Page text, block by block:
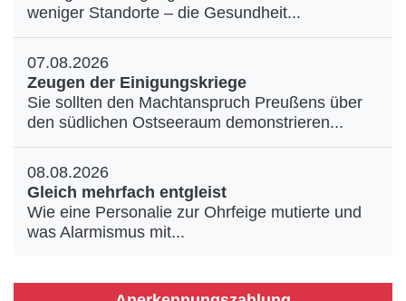
weniger Standorte – die Gesundheit...
07.08.2026
Zeugen der Einigungskriege
Sie sollten den Machtanspruch Preußens über
den südlichen Ostseeraum demonstrieren...
08.08.2026
Gleich mehrfach entgleist
Wie eine Personalie zur Ohrfeige mutierte und
was Alarmismus mit...